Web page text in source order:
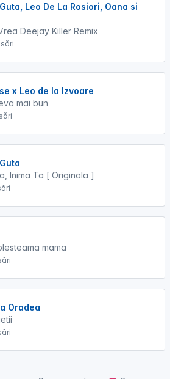
Leo De La Rosiori, Oana si
Deejay Killer Remix
x Leo de la Izvoare
mai bun
Inima Ta [ Originala ]
mama
Oradea